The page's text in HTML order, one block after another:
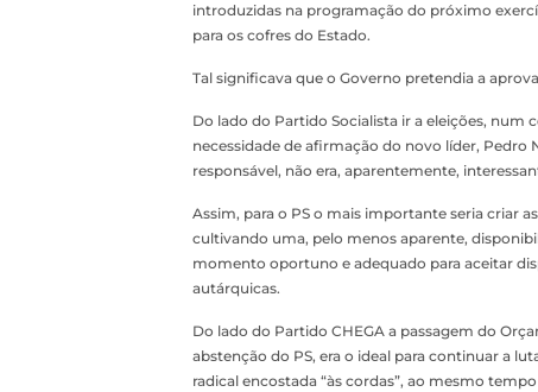
introduzidas na programação do próximo
para os cofres do Estado.
Tal significava que o Governo pretendia a
Do lado do Partido Socialista ir a eleições, num
necessidade de afirmação do novo líder,
responsável, não era, aparentemente,
Assim, para o PS o mais importante seria criar
cultivando uma, pelo menos aparente,
momento oportuno e adequado para aceitar
autárquicas.
Do lado do Partido CHEGA a passagem do
abstenção do PS, era o ideal para continuar a
radical encostada “às cordas”, ao mesmo